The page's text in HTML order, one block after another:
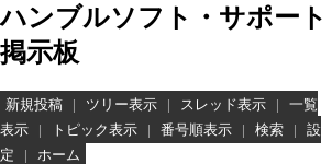
ハンブルソフト・サポート
掲示板
新規投稿 | ツリー表示 | スレッド表示 |
一覧
表示
| トピック表示 | 番号順表示 | 検索 |
設
定
|
ホーム